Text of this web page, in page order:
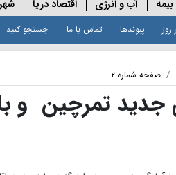
آب و انرژی اقتصاد دریا
روز پیوندها تماس با ما
صفحه شماره ۲
جدید تمرچین و